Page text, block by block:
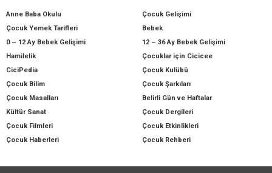
Anne Baba Okulu
Çocuk Gelişimi
Çocuk Yemek Tarifleri
Bebek
0 – 12 Ay Bebek Gelişimi
12 – 36 Ay Bebek Gelişimi
Hamilelik
Çocuklar için Cicicee
CiciPedia
Çocuk Kulübü
Çocuk Bilim
Çocuk Şarkıları
Çocuk Masalları
Belirli Gün ve Haftalar
Kültür Sanat
Çocuk Dergileri
Çocuk Filmleri
Çocuk Etkinlikleri
Çocuk Haberleri
Çocuk Rehberi